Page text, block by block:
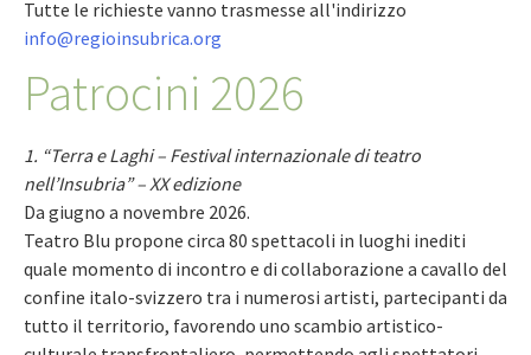
Tutte le richieste vanno trasmesse all'indirizzo
info@regioinsubrica.org
Patrocini 2026
1. “Terra e Laghi – Festival internazionale di teatro
nell’Insubria” – XX edizione
Da giugno a novembre 2026.
Teatro Blu propone circa 80 spettacoli in luoghi inediti
quale momento di incontro e di collaborazione a cavallo del
confine italo-svizzero tra i numerosi artisti, partecipanti da
tutto il territorio, favorendo uno scambio artistico-